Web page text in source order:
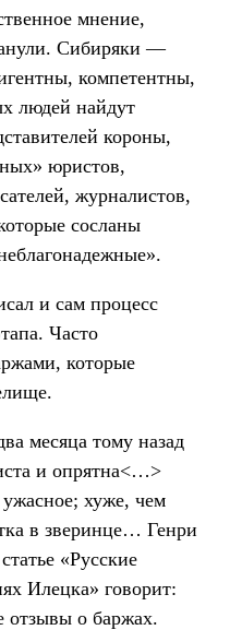
мнение,
Сибиряки —
компетентны,
людей найдут
короны,
юристов,
журналистов,
сосланы
и сам процесс
Часто
которые
месяца тому назад
и опрятна<…>
хуже, чем
в зверинце… Генри
«Русские
Илецка» говорит:
отзывы о баржах.